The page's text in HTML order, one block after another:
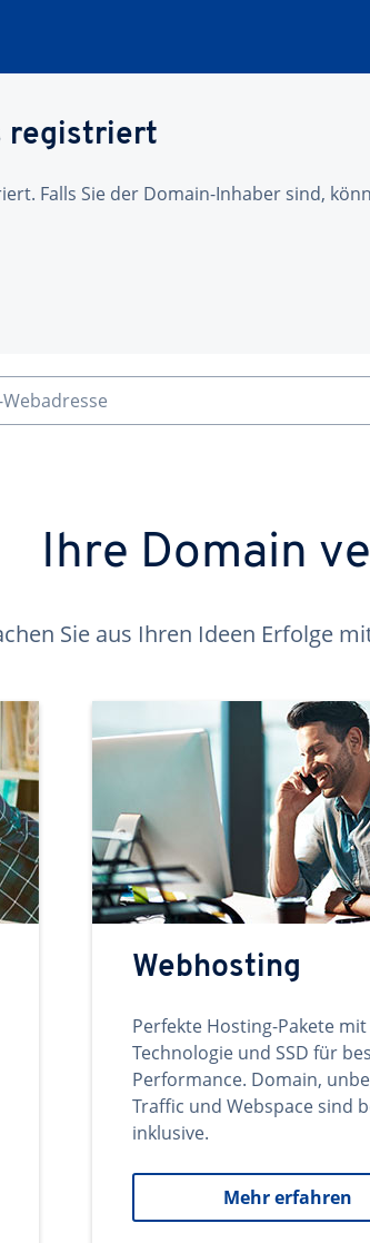
registriert
Falls Sie der Domain-Inhaber sind,
Ihre Domain
Sie aus Ihren Ideen Erfolge
Webhosting
Perfekte Hosting-Pakete
Technologie und SSD für
Performance. Domain,
Traffic und Webspace sind
inklusive.
Mehr erfahren